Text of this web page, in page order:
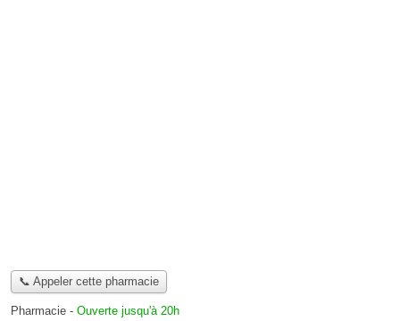
📞 Appeler cette pharmacie
Pharmacie - Ouverte jusqu'à 20h